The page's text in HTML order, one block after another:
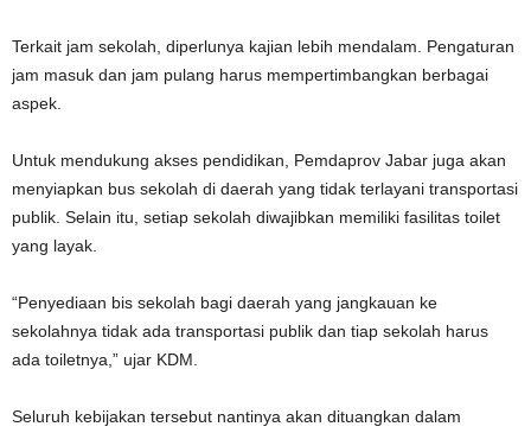
Terkait jam sekolah, diperlunya kajian lebih mendalam. Pengaturan
jam masuk dan jam pulang harus mempertimbangkan berbagai
aspek.
Untuk mendukung akses pendidikan, Pemdaprov Jabar juga akan
menyiapkan bus sekolah di daerah yang tidak terlayani transportasi
publik. Selain itu, setiap sekolah diwajibkan memiliki fasilitas toilet
yang layak.
“Penyediaan bis sekolah bagi daerah yang jangkauan ke
sekolahnya tidak ada transportasi publik dan tiap sekolah harus
ada toiletnya,” ujar KDM.
Seluruh kebijakan tersebut nantinya akan dituangkan dalam